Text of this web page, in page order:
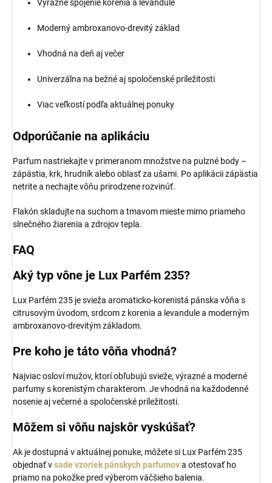
Výrazné spojenie korenia a levandule
Moderný ambroxanovo-drevitý základ
Vhodná na deň aj večer
Univerzálna na bežné aj spoločenské príležitosti
Viac veľkostí podľa aktuálnej ponuky
Odporúčanie na aplikáciu
Parfum nastriekajte v primeranom množstve na pulzné body –
zápästia, krk, hrudník alebo oblasť za ušami. Po aplikácii zápästia
netrite a nechajte vôňu prirodzene rozvinúť.
Flakón skladujte na suchom a tmavom mieste mimo priameho
slnečného žiarenia a zdrojov tepla.
FAQ
Aký typ vône je Lux Parfém 235?
Lux Parfém 235 je svieža aromaticko-korenistá pánska vôňa s
citrusovým úvodom, srdcom z korenia a levandule a moderným
ambroxanovo-drevitým základom.
Pre koho je táto vôňa vhodná?
Najviac osloví mužov, ktorí obľubujú svieže, výrazné a moderné
parfumy s korenistým charakterom. Je vhodná na každodenné
nosenie aj večerné a spoločenské príležitosti.
Môžem si vôňu najskôr vyskúšať?
Ak je dostupná v aktuálnej ponuke, môžete si Lux Parfém 235
objednať vsade vzoriek pánskych parfumova otestovať ho
priamo na pokožke pred výberom väčšieho balenia.